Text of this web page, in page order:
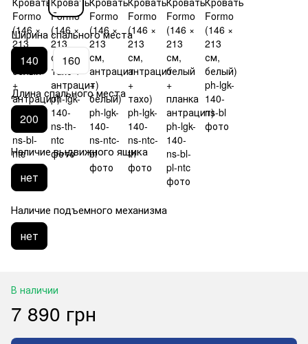
Ширина спального места
140 160
Длина спального места
200
Наличие выдвижного ящика
нет
Наличие подъемного механизма
нет
В наличии
7 890 грн